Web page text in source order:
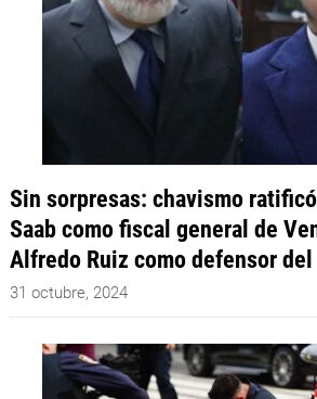
Sin sorpresas: chavismo
Saab como fiscal general de
Alfredo Ruiz como defensor
31 octubre, 2024